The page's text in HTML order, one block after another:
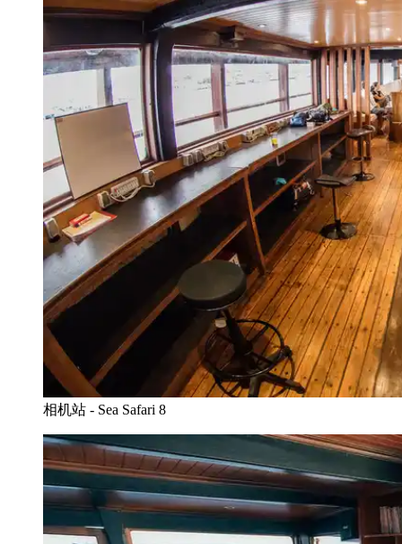
相机站 - Sea Safari 8